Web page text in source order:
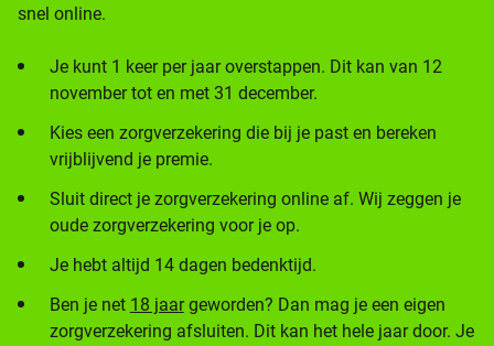
snel online.
Je kunt 1 keer per jaar overstappen. Dit kan van 12
november tot en met 31 december.
Kies een zorgverzekering die bij je past en bereken
vrijblijvend je premie.
Sluit direct je zorgverzekering online af. Wij zeggen je
oude zorgverzekering voor je op.
Je hebt altijd 14 dagen bedenktijd.
Ben je net 18 jaargeworden? Dan mag je een eigen
zorgverzekering afsluiten. Dit kan het hele jaar door. Je